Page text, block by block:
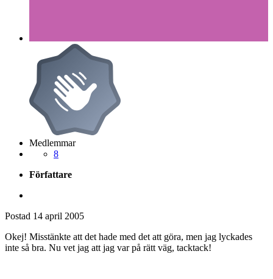
Medlemmar
8
Författare
Postad 14 april 2005
Okej! Misstänkte att det hade med det att göra, men jag lyckades
inte så bra. Nu vet jag att jag var på rätt väg, tacktack!